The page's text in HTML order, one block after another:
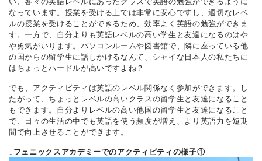
なっています。授業を受ける上では非常に安心ですし、適切なレベ
ルの授業を受けることができるため、効率よく英語の勉強ができま
す。一方で、自分よりも英語レベルの高い学生と友達になるのはや
や勇気がいります。パソコンルームや図書館で、隣に座っている他
の国からの留学生に話しかけるなんて、シャイな日本人の私たちに
はちょっとハードルが高いですよね？
でも、アクティビティは英語のレベル関係なく参加ができます。し
たがって、ちょっとレベルの高いクラスの留学生と友達になること
もできます。自分よりレベルの高い他国の留学生と友達になること
で、日々の生活の中でも英語を使う頻度が増え、より英語力を短期
間で向上させることができます。
↓フェニックスアカデミーでのアクティビティの様子①